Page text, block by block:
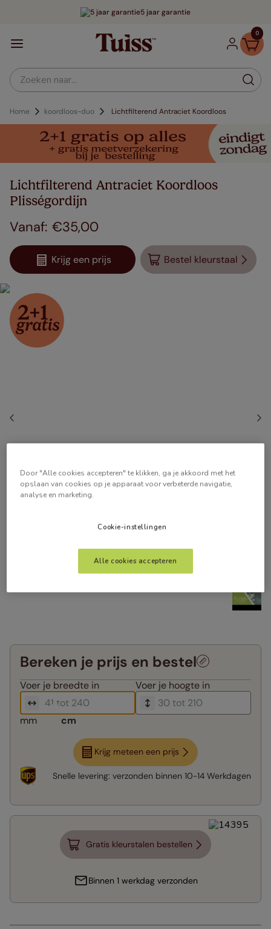
5 jaar garantie
0
Zoeken naar...
Home koordloos-duo Lichtfilterend Antraciet Koordloos
Lichtfilterend Antraciet Koordloos
Plisségordijn
€35,00
Krijg een prijs Bestel kleurstaal
Bereken je prijs en bestel
Voer je breedte in Voer je hoogte in
mm cm
Krijg meteen een prijs
Snelle levering: verzonden binnen 10-14 Werkdagen
Gratis kleurstalen bestellen
Binnen 1 werkdag verzonden
Door "Alle cookies accepteren" te klikken, ga je akkoord met het
opslaan van cookies op je apparaat voor verbeterde navigatie,
analyse en marketing.
Cookie-instellingen
Alle cookies accepteren